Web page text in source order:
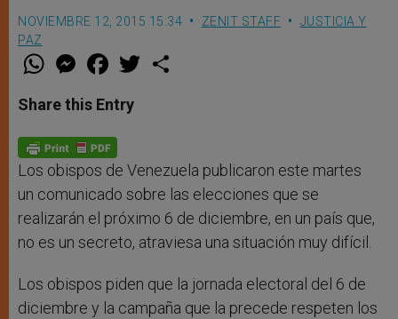
NOVIEMBRE 12, 2015 15:34 ZENIT STAFF
JUSTICIA Y
PAZ
W
t
s
p
p
M
e
s
e
g
e
r
F
a
e
b
o
k
w
Share this Entry
Los obispos de Venezuela publicaron este martes
un comunicado sobre las elecciones que se
realizarán el próximo 6 de diciembre, en un país que,
no es un secreto, atraviesa una situación muy difícil.
Los obispos piden que la jornada electoral del 6 de
diciembre y la campaña que la precede respeten los